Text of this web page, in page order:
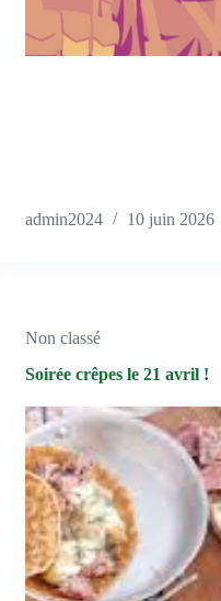
admin2024 10 juin 2026
Non classé
Soirée crêpes le 21 avril !